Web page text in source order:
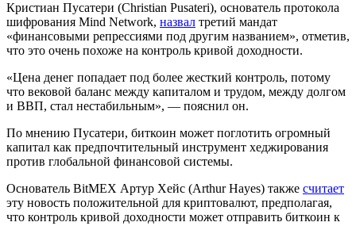
Кристиан Пусатери (Christian Pusateri), основатель протокола
шифрования Mind Network, назвал третий мандат
«финансовыми репрессиями под другим названием», отметив,
что это очень похоже на контроль кривой доходности.
«Цена денег попадает под более жесткий контроль, потому
что вековой баланс между капиталом и трудом, между долгом
и ВВП, стал нестабильным», — пояснил он.
По мнению Пусатери, биткоин может поглотить огромный
капитал как предпочтительный инструмент хеджирования
против глобальной финансовой системы.
Основатель BitMEX Артур Хейс (Arthur Hayes) также считает
эту новость положительной для криптовалют, предполагая,
что контроль кривой доходности может отправить биткоин к